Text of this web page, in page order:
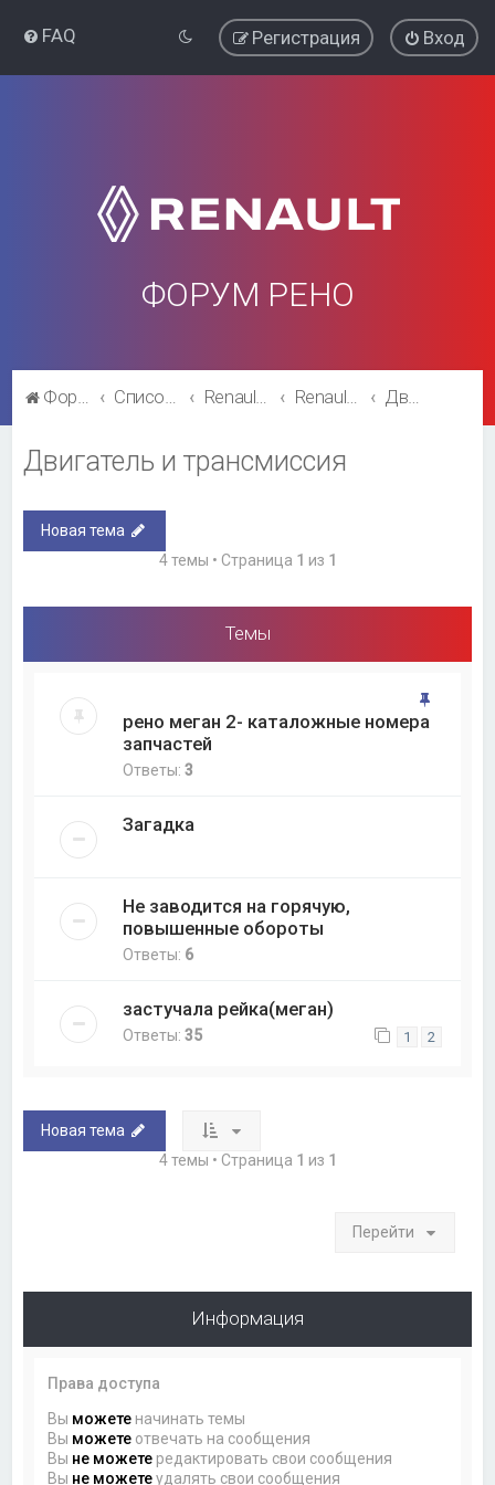
FAQ Вход
Регистрация
ФОРУМ РЕНО
Форум Рено Список форумов Renault Megane Renault Megane Двигатель и трансмиссия
Двигатель и трансмиссия
Новая тема
4 темы • Страница 1 из 1
Темы
рено меган 2- каталожные номера
запчастей
Ответы:3
Загадка
Не заводится на горячую,
повышенные обороты
Ответы: 6
застучала рейка(меган)
Ответы:35 1 2
Новая тема
4 темы • Страница 1 из 1
Перейти
Информация
Права доступа
Вы можете начинать темы
Вы можете отвечать на сообщения
Вы не можете редактировать свои сообщения
Вы не можетеудалять свои сообщения